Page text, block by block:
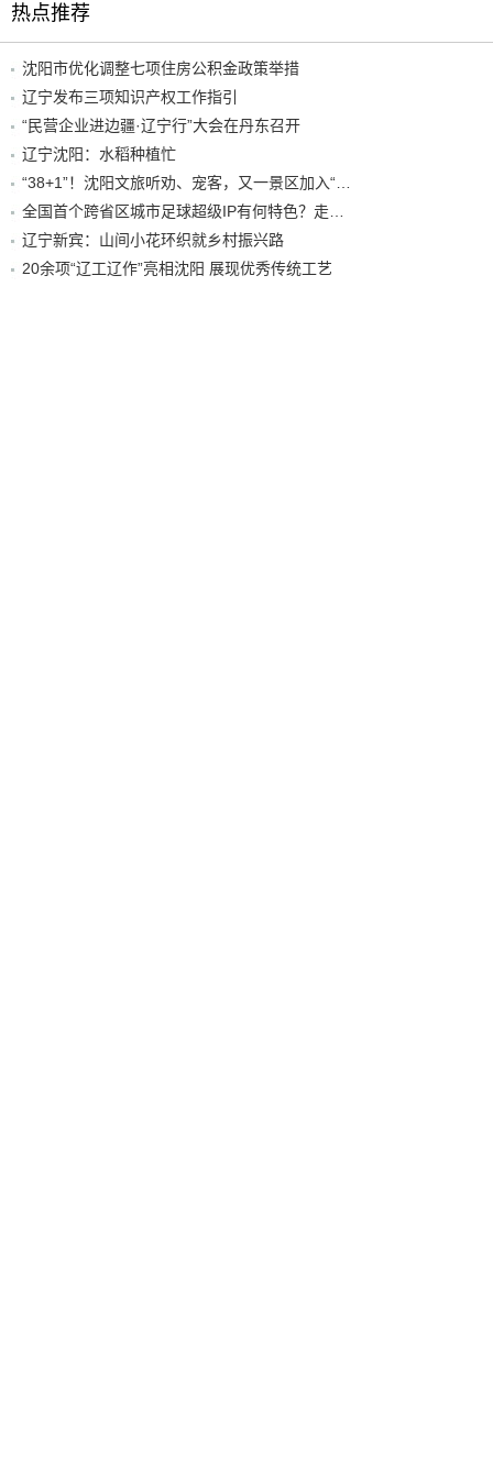
热点推荐
沈阳市优化调整七项住房公积金政策举措
辽宁发布三项知识产权工作指引
“民营企业进边疆·辽宁行”大会在丹东召开
辽宁沈阳：水稻种植忙
辽宁新宾：山间小花环织就乡村振兴路
20余项“辽工辽作”亮相沈阳 展现优秀传统工艺